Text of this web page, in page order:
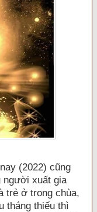
(2022) cũng
người xuất gia
trẻ ở trong chùa,
tháng thiếu thì